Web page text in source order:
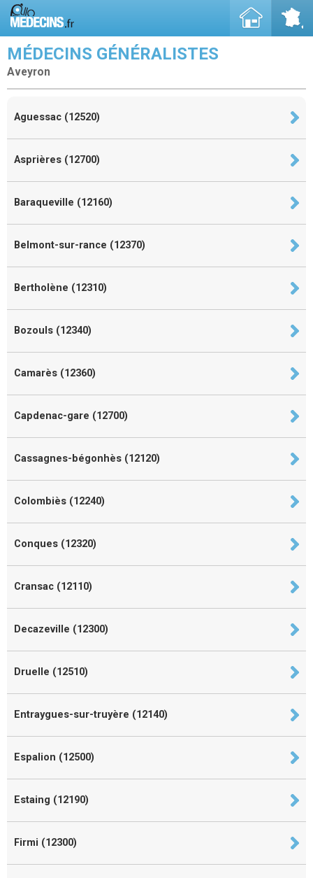
MÉDECINS GÉNÉRALISTES
Aveyron
Aguessac (12520)
Asprières (12700)
Baraqueville (12160)
Belmont-sur-rance (12370)
Bertholène (12310)
Bozouls (12340)
Camarès (12360)
Capdenac-gare (12700)
Cassagnes-bégonhès (12120)
Colombiès (12240)
Conques (12320)
Cransac (12110)
Decazeville (12300)
Druelle (12510)
Entraygues-sur-truyère (12140)
Espalion (12500)
Estaing (12190)
Firmi (12300)